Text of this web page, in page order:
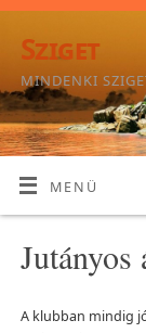
Sziget
MINDENKI
MENÜ
Jutányos
A klubban mindig